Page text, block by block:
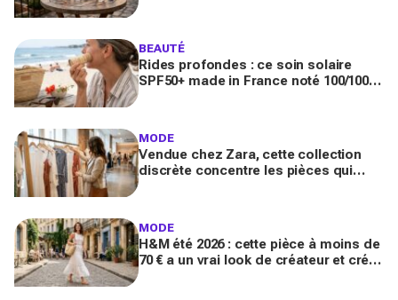
BEAUTÉ
Rides profondes : ce soin solaire
SPF50+ made in France noté 100/100
MODE
Vendue chez Zara, cette collection
discrète concentre les pièces qui
MODE
H&M été 2026 : cette pièce à moins de
70 € a un vrai look de créateur et crée